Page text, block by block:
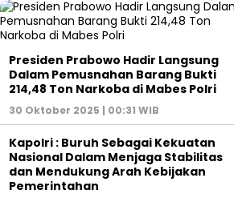
Presiden Prabowo Hadir Langsung
Dalam Pemusnahan Barang Bukti
214,48 Ton Narkoba di Mabes Polri
30 Oktober 2025 | 00:31 WIB
Kapolri : Buruh Sebagai Kekuatan
Nasional Dalam Menjaga Stabilitas
dan Mendukung Arah Kebijakan
Pemerintahan